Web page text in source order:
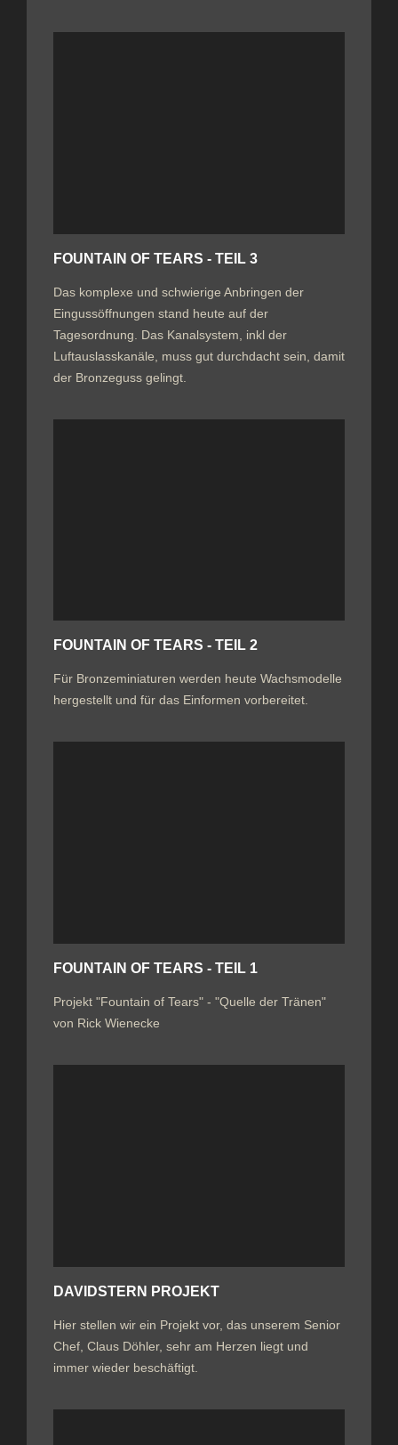
FOUNTAIN OF TEARS - TEIL 3
Das komplexe und schwierige Anbringen der
Eingussöffnungen stand heute auf der
Tagesordnung. Das Kanalsystem, inkl der
Luftauslasskanäle, muss gut durchdacht sein, damit
der Bronzeguss gelingt.
FOUNTAIN OF TEARS - TEIL 2
Für Bronzeminiaturen werden heute Wachsmodelle
hergestellt und für das Einformen vorbereitet.
FOUNTAIN OF TEARS - TEIL 1
Projekt "Fountain of Tears" - "Quelle der Tränen"
von Rick Wienecke
DAVIDSTERN PROJEKT
Hier stellen wir ein Projekt vor, das unserem Senior
Chef, Claus Döhler, sehr am Herzen liegt und
immer wieder beschäftigt.